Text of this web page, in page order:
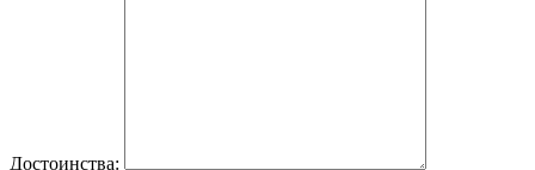
Достоинства: